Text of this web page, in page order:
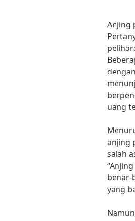
Anjing
uang
anjing
salah
benar-
yang